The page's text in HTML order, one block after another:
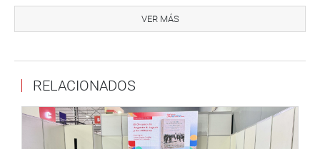
Por estas razones, solicitaron a la congresista Vásquez
su apoyo como mediadora ante el Poder Ejecutivo para
demandas ya han sido conversadas en su momento, con
los titulares de Educación y de Transportes y
Comunicaciones.
VER MÁS
RELACIONADOS